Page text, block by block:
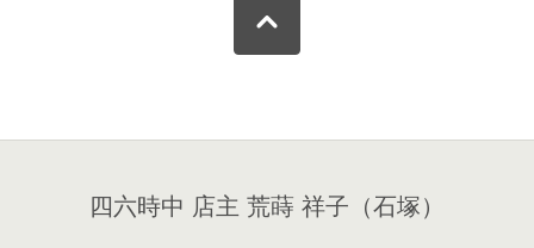
四六時中 店主 荒蒔 祥子（石塚）